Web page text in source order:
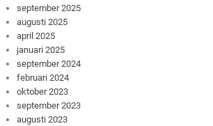
september 2025
augusti 2025
april 2025
januari 2025
september 2024
februari 2024
oktober 2023
september 2023
augusti 2023